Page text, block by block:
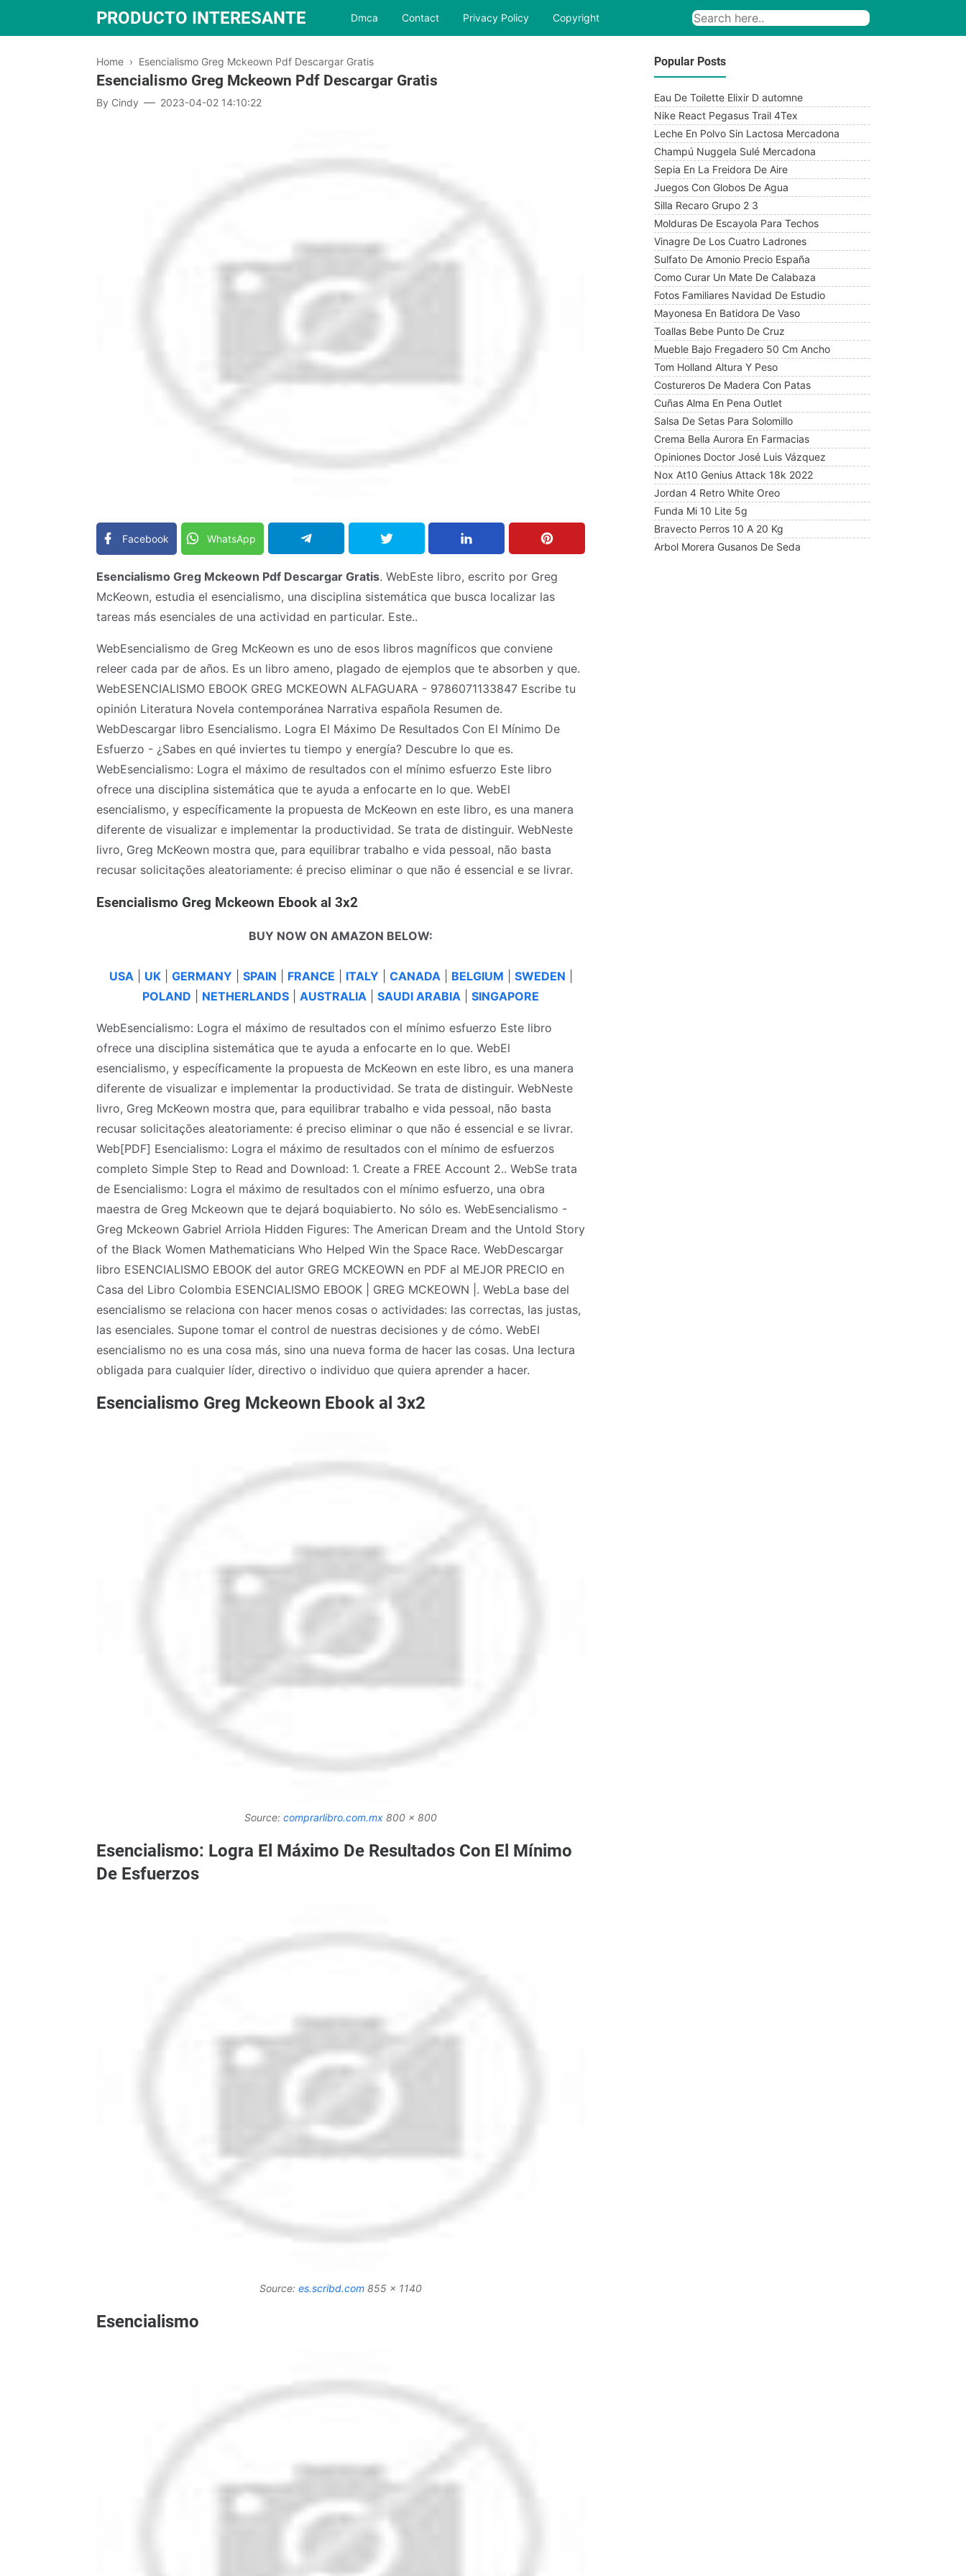
PRODUCTO INTERESANTE Dmca Contact Privacy Policy Copyright
Home › Esencialismo Greg Mckeown Pdf Descargar Gratis
Esencialismo Greg Mckeown Pdf Descargar Gratis
By Cindy 2023-04-02 14:10:22
Facebook WhatsApp
Esencialismo Greg Mckeown Pdf Descargar Gratis. WebEste libro, escrito por Greg
McKeown, estudia el esencialismo, una disciplina sistemática que busca localizar las
tareas más esenciales de una actividad en particular. Este..
WebEsencialismo de Greg McKeown es uno de esos libros magníficos que conviene
releer cada par de años. Es un libro ameno, plagado de ejemplos que te absorben y que.
WebESENCIALISMO EBOOK GREG MCKEOWN ALFAGUARA - 9786071133847 Escribe tu
opinión Literatura Novela contemporánea Narrativa española Resumen de.
WebDescargar libro Esencialismo. Logra El Máximo De Resultados Con El Mínimo De
Esfuerzo - ¿Sabes en qué inviertes tu tiempo y energía? Descubre lo que es.
WebEsencialismo: Logra el máximo de resultados con el mínimo esfuerzo Este libro
ofrece una disciplina sistemática que te ayuda a enfocarte en lo que. WebEl
esencialismo, y específicamente la propuesta de McKeown en este libro, es una manera
diferente de visualizar e implementar la productividad. Se trata de distinguir. WebNeste
livro, Greg McKeown mostra que, para equilibrar trabalho e vida pessoal, não basta
recusar solicitações aleatoriamente: é preciso eliminar o que não é essencial e se livrar.
Esencialismo Greg Mckeown Ebook al 3x2
BUY NOW ON AMAZON BELOW:
USA UK| GERMANY SPAIN FRANCE ITALY CANADA BELGIUM SWEDEN
POLAND
NETHERLANDS AUSTRALIA SAUDI ARABIA SINGAPORE
WebEsencialismo: Logra el máximo de resultados con el mínimo esfuerzo Este libro
ofrece una disciplina sistemática que te ayuda a enfocarte en lo que. WebEl
esencialismo, y específicamente la propuesta de McKeown en este libro, es una manera
diferente de visualizar e implementar la productividad. Se trata de distinguir. WebNeste
livro, Greg McKeown mostra que, para equilibrar trabalho e vida pessoal, não basta
recusar solicitações aleatoriamente: é preciso eliminar o que não é essencial e se livrar.
Web[PDF] Esencialismo: Logra el máximo de resultados con el mínimo de esfuerzos
completo Simple Step to Read and Download: 1. Create a FREE Account 2.. WebSe trata
de Esencialismo: Logra el máximo de resultados con el mínimo esfuerzo, una obra
maestra de Greg Mckeown que te dejará boquiabierto. No sólo es. WebEsencialismo -
Greg Mckeown Gabriel Arriola Hidden Figures: The American Dream and the Untold Story
of the Black Women Mathematicians Who Helped Win the Space Race. WebDescargar
libro ESENCIALISMO EBOOK del autor GREG MCKEOWN en PDF al MEJOR PRECIO en
Casa del Libro Colombia ESENCIALISMO EBOOK | GREG MCKEOWN |. WebLa base del
esencialismo se relaciona con hacer menos cosas o actividades: las correctas, las justas,
las esenciales. Supone tomar el control de nuestras decisiones y de cómo. WebEl
esencialismo no es una cosa más, sino una nueva forma de hacer las cosas. Una lectura
obligada para cualquier líder, directivo o individuo que quiera aprender a hacer.
Esencialismo Greg Mckeown Ebook al 3x2
Source: comprarlibro.com.mx 800 x 800
Esencialismo: Logra El Máximo De Resultados Con El Mínimo
De Esfuerzos
Source: es.scribd.com 855 x 1140
Esencialismo
Popular Posts
Eau De Toilette Elixir D automne
Nike React Pegasus Trail 4Tex
Leche En Polvo Sin Lactosa Mercadona
Champú Nuggela Sulé Mercadona
Sepia En La Freidora De Aire
Juegos Con Globos De Agua
Silla Recaro Grupo 2 3
Molduras De Escayola Para Techos
Vinagre De Los Cuatro Ladrones
Sulfato De Amonio Precio España
Como Curar Un Mate De Calabaza
Fotos Familiares Navidad De Estudio
Mayonesa En Batidora De Vaso
Toallas Bebe Punto De Cruz
Mueble Bajo Fregadero 50 Cm Ancho
Tom Holland Altura Y Peso
Costureros De Madera Con Patas
Cuñas Alma En Pena Outlet
Salsa De Setas Para Solomillo
Crema Bella Aurora En Farmacias
Opiniones Doctor José Luis Vázquez
Nox At10 Genius Attack 18k 2022
Jordan 4 Retro White Oreo
Funda Mi 10 Lite 5g
Bravecto Perros 10 A 20 Kg
Arbol Morera Gusanos De Seda